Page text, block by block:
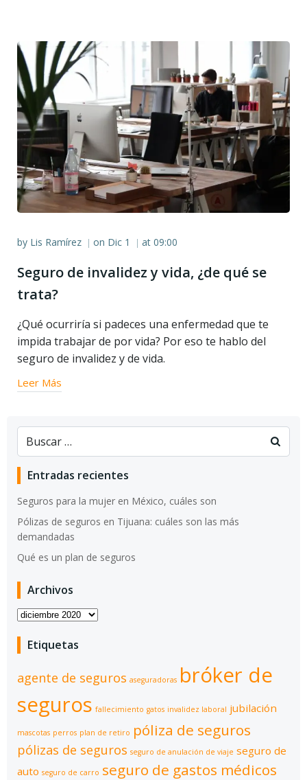
by Lis Ramírez | on Dic 1 | at 09:00
Seguro de invalidez y vida, ¿de qué se
trata?
¿Qué ocurriría si padeces una enfermedad que te
impida trabajar de por vida? Por eso te hablo del
seguro de invalidez y de vida.
Leer Más
Buscar:
Entradas recientes
Seguros para la mujer en México, cuáles son
Pólizas de seguros en Tijuana: cuáles son las más
demandadas
Qué es un plan de seguros
Archivos
Archivos
Etiquetas
agente de seguros aseguradoras bróker de
seguros fallecimiento gatos invalidez laboral jubilación
mascotas perros plan de retiro póliza de seguros
pólizas de seguros seguro de anulación de viaje seguro de
auto seguro de carro seguro de gastos médicos